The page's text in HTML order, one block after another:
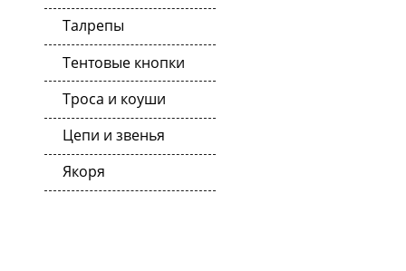
Талрепы
Тентовые кнопки
Троса и коуши
Цепи и звенья
Якоря